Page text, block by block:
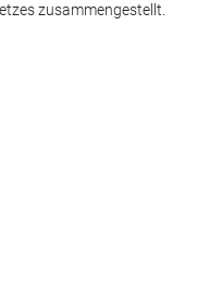
zusammengestellt.